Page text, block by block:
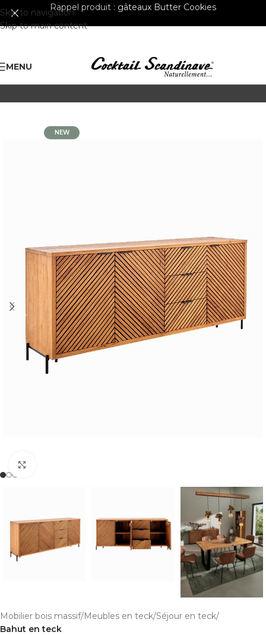
Skip to navigation
Skip to main content
Rappel produit : gâteaux Butter Cookies
MENU
NEW
Mobilier bois massif Meubles en teck Séjour en teck
Bahut en teck